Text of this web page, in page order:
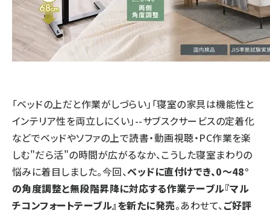
「ベッドの上だと作業がしづらい」「寝室の家具は機能性と
インテリア性を両立しにくい」--サブスクサービスの定着化
などでベッドやソファの上で読書・動画視聴・PC作業を楽
しむ"だら活"の時間が広がるなか、こうした寝室まわりの
悩みに着目しました。今回、ベッドに直付けでき、0～48°
の角度調整と無段階昇降に対応する作業テーブル『マル
チコンフォートテーブル』を新たに発売。あわせて、ご好評